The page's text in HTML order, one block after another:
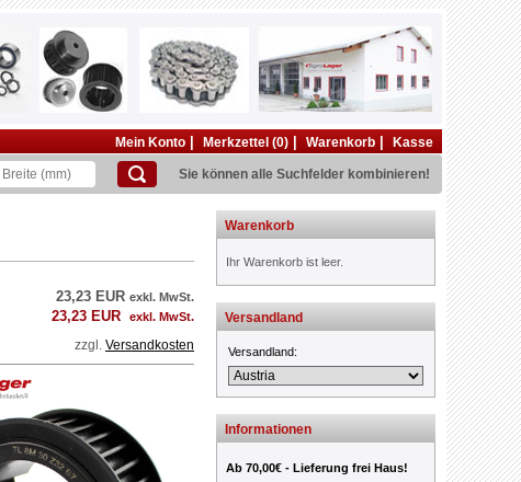
Mein Konto Merkzettel (0) Warenkorb Kasse
Sie können alle Suchfelder kombinieren!
23,23 EUR exkl. MwSt.
23,23 EUR exkl. MwSt.
zzgl. Versandkosten
Warenkorb
Ihr Warenkorb ist leer.
Versandland
Versandland:
Informationen
Ab 70,00€ - Lieferung frei Haus!